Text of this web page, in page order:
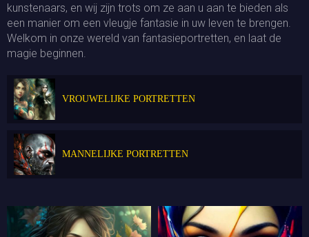
kunstenaars, en wij zijn trots om ze aan u aan te bieden als
een manier om een vleugje fantasie in uw leven te brengen.
Welkom in onze wereld van fantasieportretten, en laat de
magie beginnen.
VROUWELIJKE PORTRETTEN
MANNELIJKE PORTRETTEN